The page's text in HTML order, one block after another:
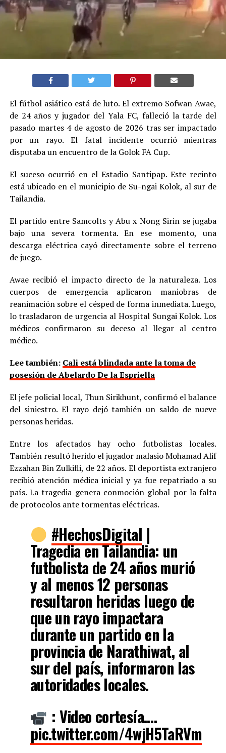
El fútbol asiático está de luto. El extremo Sofwan Awae,
de 24 años y jugador del Yala FC, falleció la tarde del
pasado martes 4 de agosto de 2026 tras ser impactado
por un rayo. El fatal incidente ocurrió mientras
disputaba un encuentro de la Golok FA Cup.
El suceso ocurrió en el Estadio Santipap. Este recinto
está ubicado en el municipio de Su-ngai Kolok, al sur de
Tailandia.
El partido entre Samcolts y Abu x Nong Sirin se jugaba
bajo una severa tormenta. En ese momento, una
descarga eléctrica cayó directamente sobre el terreno
de juego.
Awae recibió el impacto directo de la naturaleza. Los
cuerpos de emergencia aplicaron maniobras de
reanimación sobre el césped de forma inmediata. Luego,
lo trasladaron de urgencia al Hospital Sungai Kolok. Los
médicos confirmaron su deceso al llegar al centro
médico.
Lee también: Cali está blindada ante la toma de
posesión de Abelardo De la Espriella
El jefe policial local, Thun Sirikhunt, confirmó el balance
del siniestro. El rayo dejó también un saldo de nueve
personas heridas.
Entre los afectados hay ocho futbolistas locales.
También resultó herido el jugador malasio Mohamad Alif
Ezzahan Bin Zulkifli, de 22 años. El deportista extranjero
recibió atención médica inicial y ya fue repatriado a su
país. La tragedia genera conmoción global por la falta
de protocolos ante tormentas eléctricas.
#HechosDigital |
Tragedia en Tailandia: un
futbolista de 24 años murió
y al menos 12 personas
resultaron heridas luego de
que un rayo impactara
durante un partido en la
provincia de Narathiwat, al
sur del país, informaron las
autoridades locales.
: Video cortesía.…
pic.twitter.com/4wjH5TaRVm